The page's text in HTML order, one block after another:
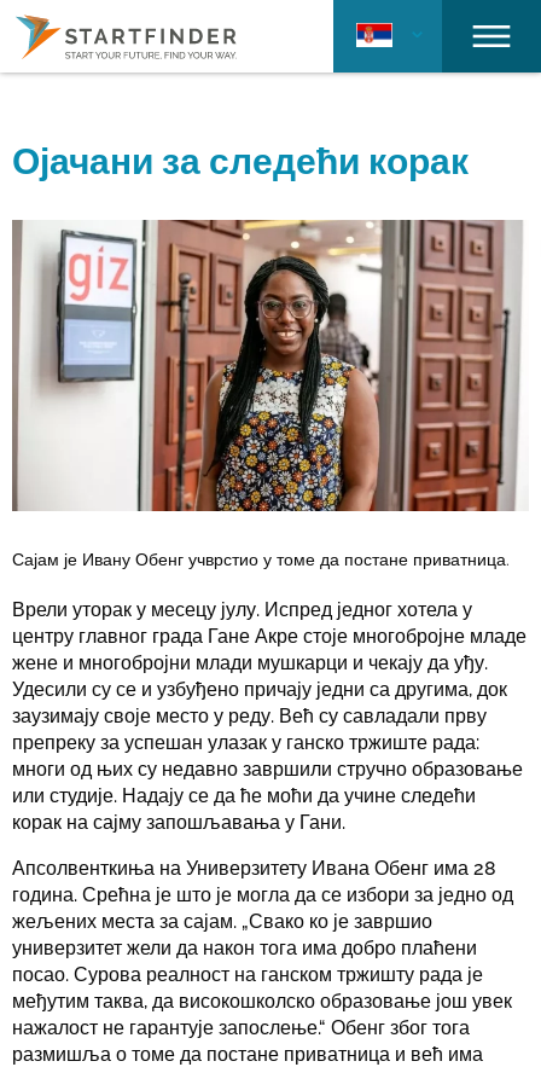
Ојачани за следећи корак
Сајам је Ивану Обенг учврстио у томе да постане приватница.
Врели уторак у месецу јулу. Испред једног хотела у
центру главног града Гане Акре стоје многобројне младе
жене и многобројни млади мушкарци и чекају да уђу.
Удесили су се и узбуђено причају једни са другима, док
заузимају своје место у реду. Већ су савладали прву
препреку за успешан улазак у ганско тржиште рада:
многи од њих су недавно завршили стручно образовање
или студије. Надају се да ће моћи да учине следећи
корак на сајму запошљавања у Гани.
Апсолвенткиња на Универзитету Ивана Обенг има 28
година. Срећна је што је могла да се избори за једно од
жељених места за сајам. „Свако ко је завршио
универзитет жели да након тога има добро плаћени
посао. Сурова реалност на ганском тржишту рада је
међутим таква, да високошколско образовање још увек
нажалост не гарантује запослење.“ Обенг због тога
размишља о томе да постане приватница и већ има